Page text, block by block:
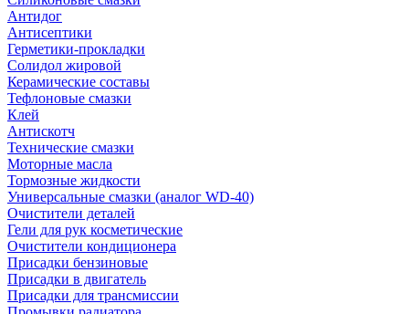
Антидог
Антисептики
Герметики-прокладки
Солидол жировой
Керамические составы
Тефлоновые смазки
Клей
Антискотч
Технические смазки
Моторные масла
Тормозные жидкости
Универсальные смазки (аналог WD-40)
Очистители деталей
Гели для рук косметические
Очистители кондиционера
Присадки бензиновые
Присадки в двигатель
Присадки для трансмиссии